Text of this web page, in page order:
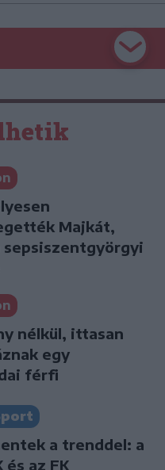
Majkát,
sepsiszentgyörgyi
nélkül, ittasan
egy
férfi
a trenddel: a
és az FK